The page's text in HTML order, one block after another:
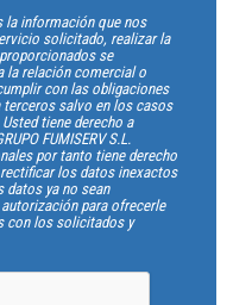
la información que nos
solicitado, realizar la
se
la relación comercial o
con las obligaciones
terceros salvo en los casos
tiene derecho a
FUMISERV S.L.
por tanto tiene derecho
los datos inexactos
datos ya no sean
para ofrecerle
con los solicitados y